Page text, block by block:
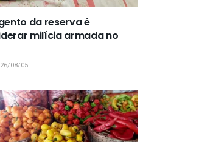
da reserva é
milícia armada no
08/05